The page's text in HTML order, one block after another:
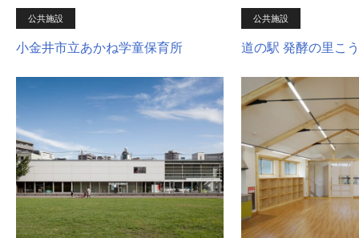
公共施設
小金井市立あかね学童保育所
公共施設
道の駅 発酵の里こ